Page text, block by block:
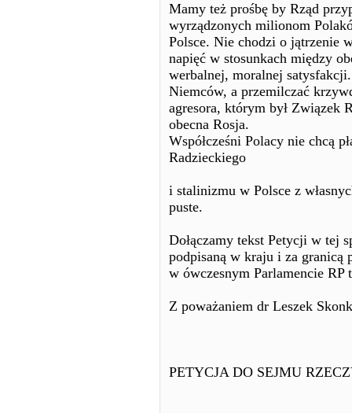
Mamy też prośbę by Rząd
wyrządzonych milionom
Polsce. Nie chodzi o jątrzenie
napięć w stosunkach między
werbalnej, moralnej
Niemców, a przemilczać
agresora, którym był Związek
obecna Rosja.
Współcześni Polacy nie chcą
Radzieckiego
i stalinizmu w Polsce z
puste.
Dołączamy tekst Petycji w tej
podpisaną w kraju i za granicą
w ówczesnym Parlamencie RP
Z poważaniem dr Leszek
PETYCJA DO SEJMU